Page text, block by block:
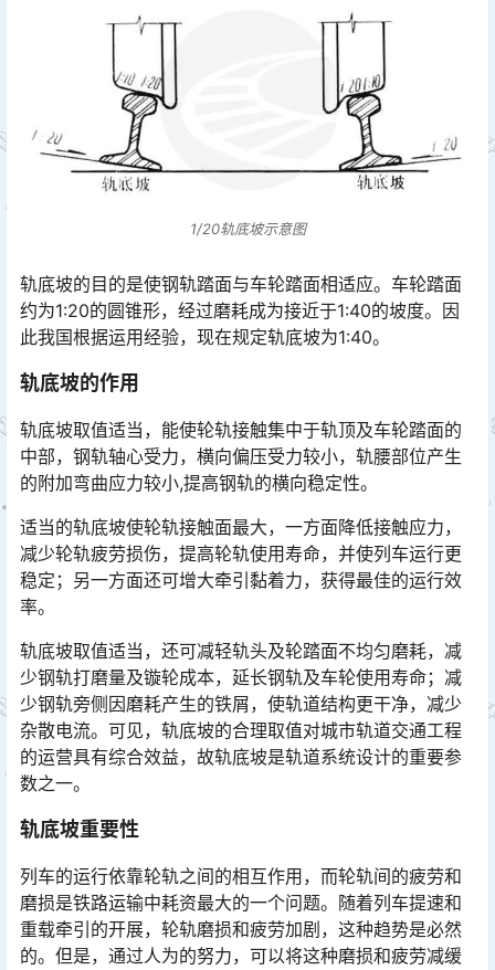
1/20轨底坡示意图
轨底坡的目的是使钢轨踏面与车轮踏面相适应。车轮踏面
约为1:20的圆锥形，经过磨耗成为接近于1:40的坡度。因
此我国根据运用经验，现在规定轨底坡为1:40。
轨底坡的作用
轨底坡取值适当，能使轮轨接触集中于轨顶及车轮踏面的
中部，钢轨轴心受力，横向偏压受力较小，轨腰部位产生
的附加弯曲应力较小,提高钢轨的横向稳定性。
适当的轨底坡使轮轨接触面最大，一方面降低接触应力，
减少轮轨疲劳损伤，提高轮轨使用寿命，并使列车运行更
稳定；另一方面还可增大牵引黏着力，获得最佳的运行效
率。
轨底坡取值适当，还可减轻轨头及轮踏面不均匀磨耗，减
少钢轨打磨量及镟轮成本，延长钢轨及车轮使用寿命；减
少钢轨旁侧因磨耗产生的铁屑，使轨道结构更干净，减少
杂散电流。可见，轨底坡的合理取值对城市轨道交通工程
的运营具有综合效益，故轨底坡是轨道系统设计的重要参
数之一。󠅅󠅃󠄵󠅂󠄪󠇖󠆨󠆨󠇕󠆞󠆒󠅬󠇘󠆭󠆘󠇙󠆝󠅵󠇗󠆭󠆁󠄐󠇗󠅹󠅸󠇖󠆍󠅳󠇖󠅹󠅰󠇖󠆌󠅹
轨底坡重要性
列车的运行依靠轮轨之间的相互作用，而轮轨间的疲劳和
磨损是铁路运输中耗资最大的一个问题。随着列车提速和
重载牵引的开展，轮轨磨损和疲劳加剧，这种趋势是必然
的。但是，通过人为的努力，可以将这种磨损和疲劳减缓